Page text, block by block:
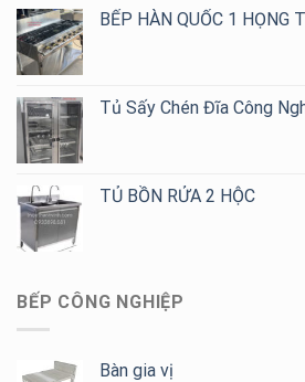
Quán
BẾP HÀN QUỐC 1 HỌNG
Tủ Sấy Chén Đĩa Công
TỦ BỒN RỬA 2 HỘC
BẾP CÔNG NGHIỆP
Bàn gia vị